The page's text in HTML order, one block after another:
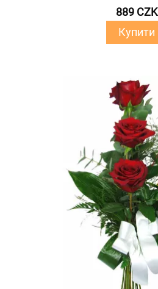
889 CZK
Купити